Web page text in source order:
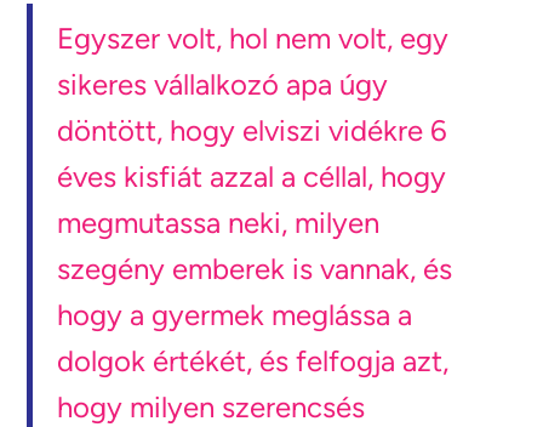
Egyszer volt, hol nem volt, egy
sikeres vállalkozó apa úgy
döntött, hogy elviszi vidékre 6
éves kisfiát azzal a céllal, hogy
megmutassa neki, milyen
szegény emberek is vannak, és
hogy a gyermek meglássa a
dolgok értékét, és felfogja azt,
hogy milyen szerencsés